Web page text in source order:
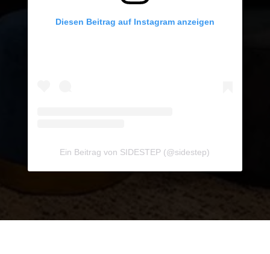
Diesen Beitrag auf Instagram anzeigen
Ein Beitrag von SIDESTEP (@sidestep)